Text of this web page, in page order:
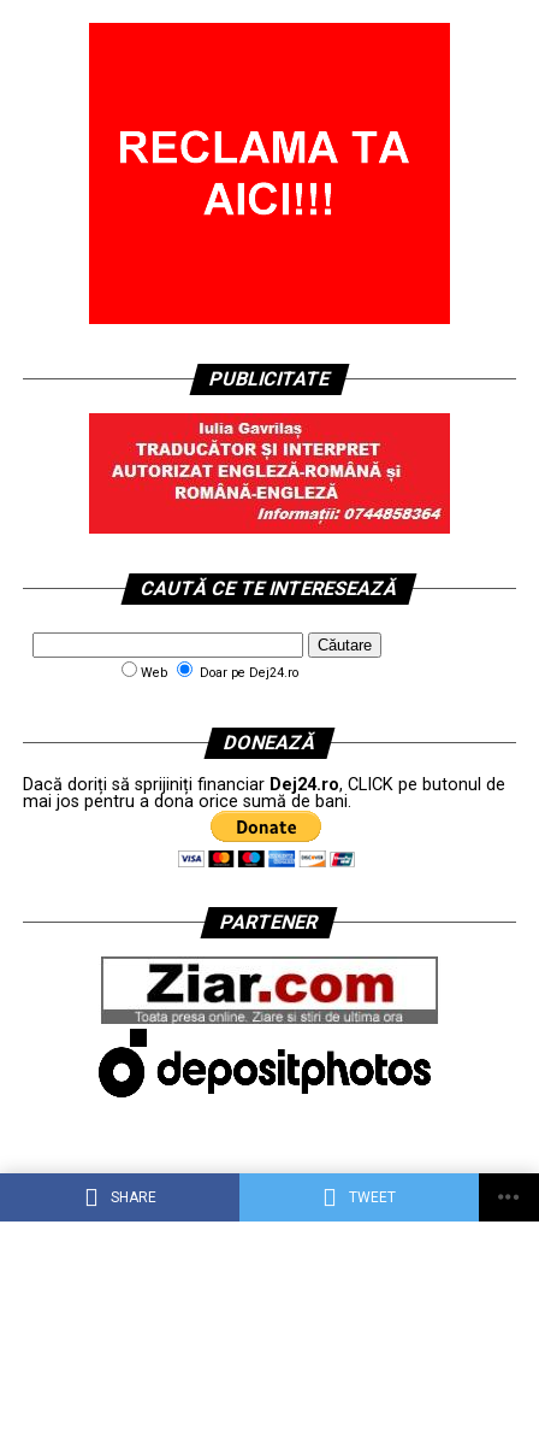
SHARE TWEET
PUBLICITATE
CAUTĂ CE TE INTERESEAZĂ
Web Doar pe Dej24.ro
DONEAZĂ
Dacă doriți să sprijiniți financiar Dej24.ro, CLICK pe butonul de
mai jos pentru a dona orice sumă de bani.
PARTENER